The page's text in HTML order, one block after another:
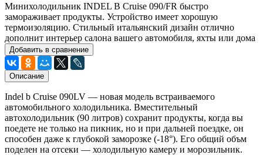
Минихолодильник INDEL B Cruise 090/FR быстро
замораживает продукты. Устройство имеет хорошую
термоизоляцию. Стильный итальянский дизайн отлично
дополнит интерьер салона вашего автомобиля, яхты или дома
Добавить в сравнение
Описание
Indel b Cruise 090LV — новая модель встраиваемого
автомобильного холодильника. Вместительный
автохолодильник (90 литров) сохранит продукты, когда вы
поедете не только на пикник, но и при дальней поездке, он
способен даже к глубокой заморозке (-18°). Его общий объм
поделен на отсеки — холодильную камеру и морозильник.